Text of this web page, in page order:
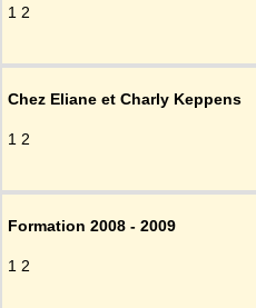
1 2
Chez Eliane et Charly Keppens
1 2
Formation 2008 - 2009
1 2